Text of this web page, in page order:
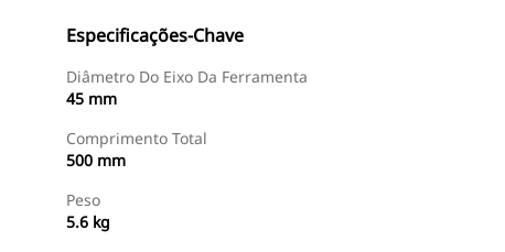
Especificações-Chave
Diâmetro Do Eixo Da Ferramenta
45 mm
Comprimento Total
500 mm
Peso
5.6 kg